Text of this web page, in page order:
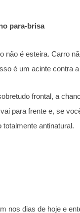
para-brisa
não é esteira. Carro
é um acinte contra
frontal, a
para frente e, se
antinatural.
nos dias de hoje e